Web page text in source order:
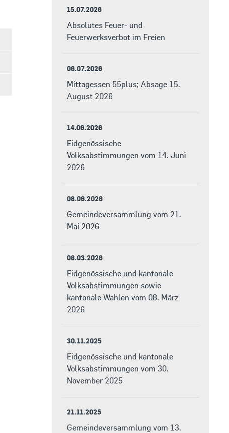
15.07.2026
Absolutes Feuer- und
Feuerwerksverbot im Freien
06.07.2026
Mittagessen 55plus; Absage 15.
August 2026
14.06.2026
Eidgenössische
Volksabstimmungen vom 14. Juni
2026
08.06.2026
Gemeindeversammlung vom 21.
Mai 2026
08.03.2026
Eidgenössische und kantonale
Volksabstimmungen sowie
kantonale Wahlen vom 08. März
2026
30.11.2025
Eidgenössische und kantonale
Volksabstimmungen vom 30.
November 2025
21.11.2025
Gemeindeversammlung vom 13.